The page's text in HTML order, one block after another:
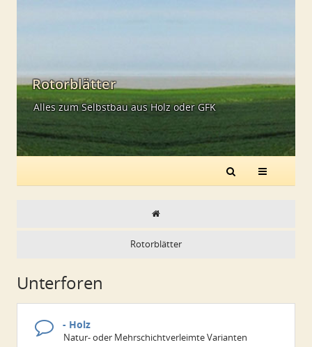
Rotorblätter
Alles zum Selbstbau aus Holz oder GFK
Rotorblätter
Unterforen
- Holz
Natur- oder Mehrschichtverleimte Varianten